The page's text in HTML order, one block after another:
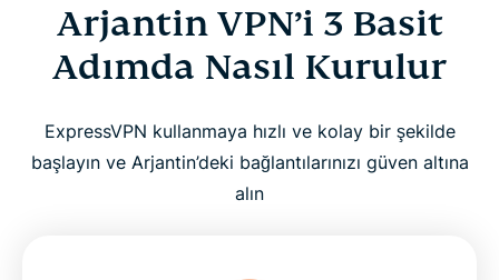
Arjantin VPN’i 3 Basit
Adımda Nasıl Kurulur
ExpressVPN kullanmaya hızlı ve kolay bir şekilde
başlayın ve Arjantin’deki bağlantılarınızı güven altına
alın